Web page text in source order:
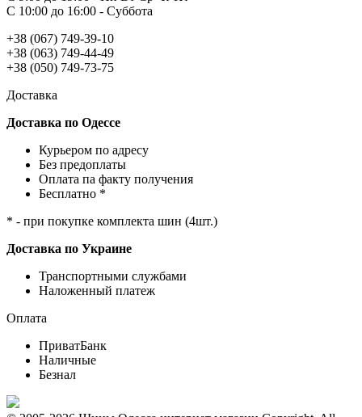
С 10:00 до 16:00 - Суббота
+38 (067) 749-39-10
+38 (063) 749-44-49
+38 (050) 749-73-75
Доставка
Доставка по Одессе
Курьером по адресу
Без предоплаты
Оплата па факту получения
Бесплатно *
* - при покупке комплекта шин (4шт.)
Доставка по Украине
Транспортными службами
Наложенный платеж
Оплата
ПриватБанк
Наличные
Безнал